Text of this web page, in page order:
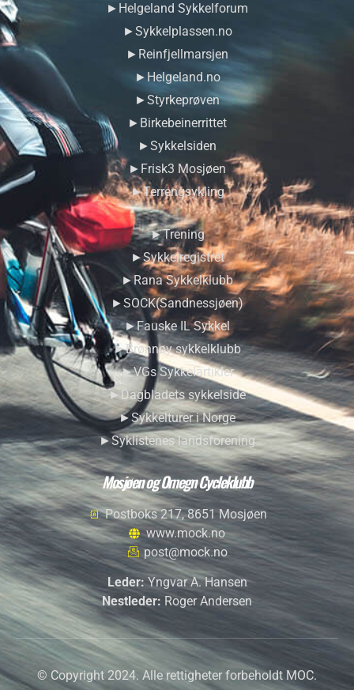
►Helgeland Sykkelforum
►Sykkelplassen.no
►Reinfjellmarsjen
►Helgeland.no
►Styrkeprøven
►Birkebeinerrittet
►Sykkelsiden
►Frisk3 Mosjøen
►Terrengsykling
►Trening
►Sykkelregistret
►Rana Sykkelklubb
►SOCK(Sandnessjøen)
►Fauske IL Sykkel
►Brønnøy sykkelklubb
►VGs Sykkelartikler
►Dagbladets sykkelside
►Sykkelturer i Norge
►Syklistenes landsforening
Mosjøen og Omegn Cycleklubb
Postboks 217, 8651 Mosjøen
www.mock.no
post@mock.no
Leder: Yngvar A. Hansen
Nestleder: Roger Andersen
© Copyright 2024. Alle rettigheter forbeholdt MOC.